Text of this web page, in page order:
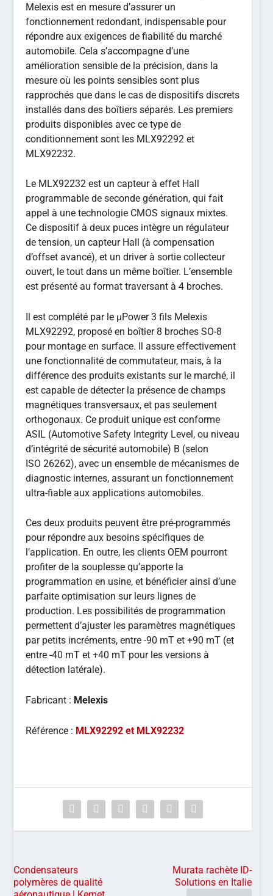
Melexis est en mesure d’assurer un
fonctionnement redondant, indispensable pour
répondre aux exigences de fiabilité du marché
automobile. Cela s’accompagne d’une
amélioration sensible de la précision, dans la
mesure où les points sensibles sont plus
rapprochés que dans le cas de dispositifs discrets
installés dans des boîtiers séparés. Les premiers
produits disponibles avec ce type de
conditionnement sont les MLX92292 et
MLX92232.
Le MLX92232 est un capteur à effet Hall
programmable de seconde génération, qui fait
appel à une technologie CMOS signaux mixtes.
Ce dispositif à deux puces intègre un régulateur
de tension, un capteur Hall (à compensation
d’offset avancé), et un driver à sortie collecteur
ouvert, le tout dans un même boîtier. L’ensemble
est présenté au format traversant à 4 broches.
Il est complété par le μPower 3 fils Melexis
MLX92292, proposé en boîtier 8 broches SO-8
pour montage en surface. Il assure effectivement
une fonctionnalité de commutateur, mais, à la
différence des produits existants sur le marché, il
est capable de détecter la présence de champs
magnétiques transversaux, et pas seulement
orthogonaux. Ce produit unique est conforme
ASIL (Automotive Safety Integrity Level, ou niveau
d’intégrité de sécurité automobile) B (selon
ISO 26262), avec un ensemble de mécanismes de
diagnostic internes, assurant un fonctionnement
ultra-fiable aux applications automobiles.
Ces deux produits peuvent être pré-programmés
pour répondre aux besoins spécifiques de
l’application. En outre, les clients OEM pourront
profiter de la souplesse qu’apporte la
programmation en usine, et bénéficier ainsi d’une
parfaite optimisation sur leurs lignes de
production. Les possibilités de programmation
permettent d’ajuster les paramètres magnétiques
par petits incréments, entre -90 mT et +90 mT (et
entre -40 mT et +40 mT pour les versions à
détection latérale).
Fabricant : Melexis
Référence : MLX92292 et MLX92232
Condensateurs
polymères de qualité
Murata rachète ID-
Solutions en Italie